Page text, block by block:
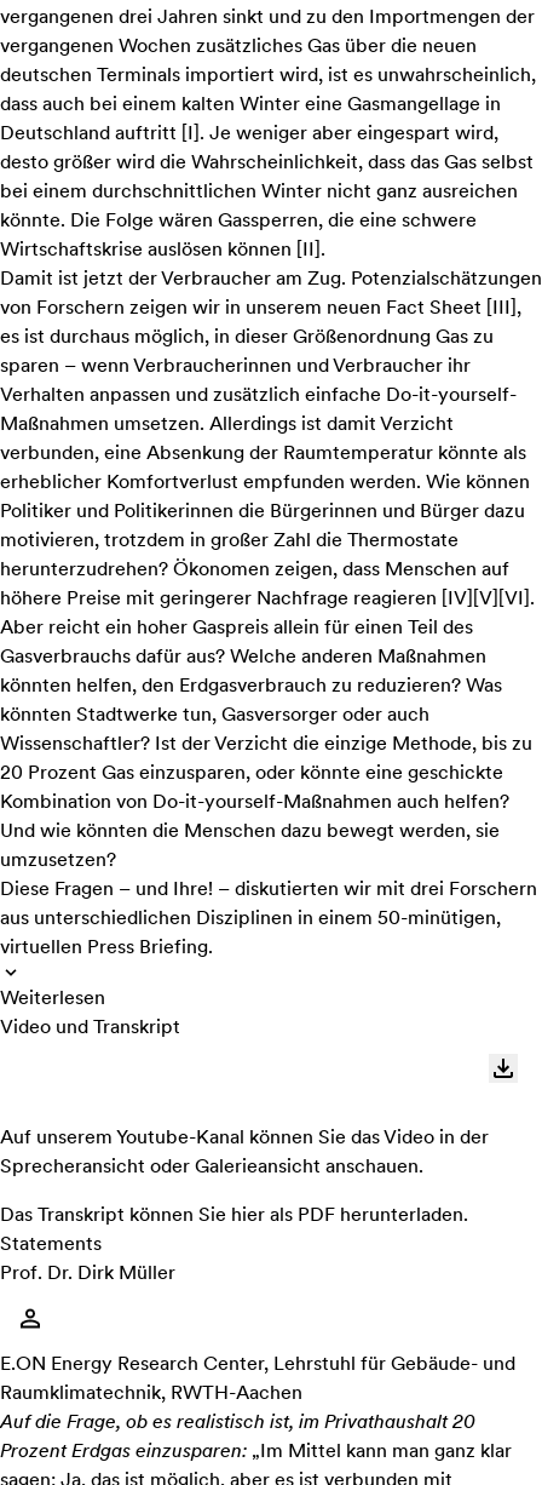
vergangenen drei Jahren sinkt und zu den Importmengen der
vergangenen Wochen zusätzliches Gas über die neuen
deutschen Terminals importiert wird, ist es unwahrscheinlich,
dass auch bei einem kalten Winter eine Gasmangellage in
Deutschland auftritt [I]. Je weniger aber eingespart wird,
desto größer wird die Wahrscheinlichkeit, dass das Gas selbst
bei einem durchschnittlichen Winter nicht ganz ausreichen
könnte. Die Folge wären Gassperren, die eine schwere
Wirtschaftskrise auslösen können [II].
Damit ist jetzt der Verbraucher am Zug. Potenzialschätzungen
von Forschern zeigen wir in unserem neuen Fact Sheet [III],
es ist durchaus möglich, in dieser Größenordnung Gas zu
sparen – wenn Verbraucherinnen und Verbraucher ihr
Verhalten anpassen und zusätzlich einfache Do-it-yourself-
Maßnahmen umsetzen. Allerdings ist damit Verzicht
verbunden, eine Absenkung der Raumtemperatur könnte als
erheblicher Komfortverlust empfunden werden. Wie können
Politiker und Politikerinnen die Bürgerinnen und Bürger dazu
motivieren, trotzdem in großer Zahl die Thermostate
herunterzudrehen? Ökonomen zeigen, dass Menschen auf
höhere Preise mit geringerer Nachfrage reagieren [IV] [V] [VI].
Aber reicht ein hoher Gaspreis allein für einen Teil des
Gasverbrauchs dafür aus? Welche anderen Maßnahmen
könnten helfen, den Erdgasverbrauch zu reduzieren? Was
könnten Stadtwerke tun, Gasversorger oder auch
Wissenschaftler? Ist der Verzicht die einzige Methode, bis zu
20 Prozent Gas einzusparen, oder könnte eine geschickte
Kombination von Do-it-yourself-Maßnahmen auch helfen?
Und wie könnten die Menschen dazu bewegt werden, sie
umzusetzen?
Diese Fragen – und Ihre! – diskutierten wir mit drei Forschern
aus unterschiedlichen Disziplinen in einem 50-minütigen,
virtuellen Press Briefing.
Weiterlesen
Video und Transkript
Auf unserem Youtube-Kanal können Sie das Video in der
Sprecheransicht oder Galerieansicht anschauen.
Das Transkript können Sie hier als PDF herunterladen.
Statements
Prof. Dr. Dirk Müller
E.ON Energy Research Center, Lehrstuhl für Gebäude- und
Raumklimatechnik, RWTH-Aachen
Auf die Frage, ob es realistisch ist, im Privathaushalt 20
Prozent Erdgas einzusparen: „Im Mittel kann man ganz klar
sagen: Ja, das ist möglich, aber es ist verbunden mit